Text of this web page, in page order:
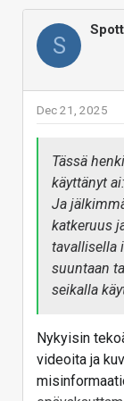
Vastaa
S
Dec 21, 2025
Tässä
käyttänyt
Ja
katkeruus
tavallisella
suuntaan
seikalla
Nykyisin
videoita ja